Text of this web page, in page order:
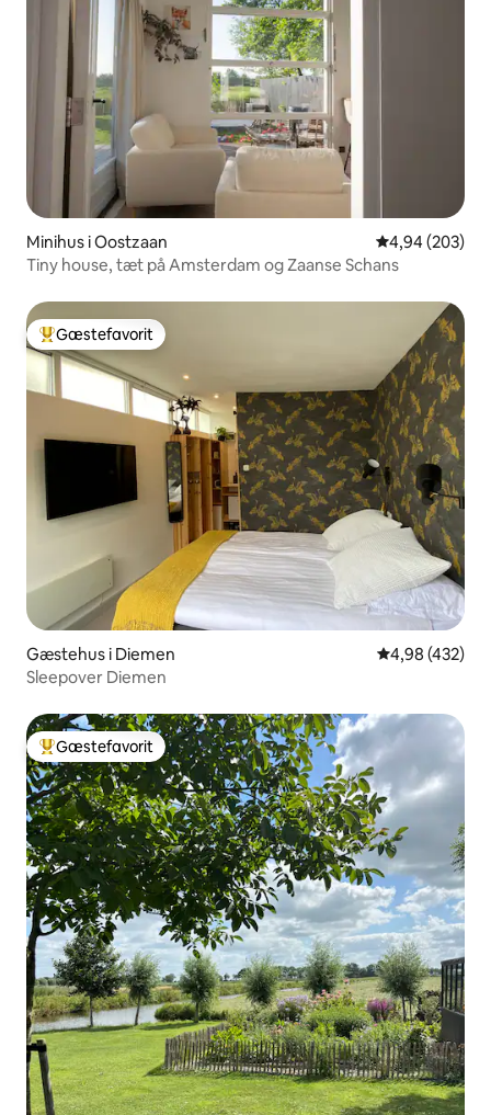
Minihus i Oostzaan 4,94 ud af 5 i
4,94 (203)
Tiny house, tæt på Amsterdam og Zaanse Schans
Bedste gæstefavorit
Gæstefavorit
Gæstehus i Diemen 4,98 ud af 5 i
4,98 (432)
Sleepover Diemen
Bedste gæstefavorit
Gæstefavorit